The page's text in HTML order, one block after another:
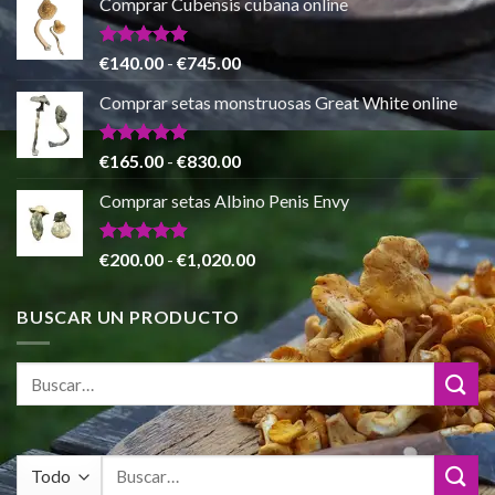
original
era:
€80.00.
actual
€55.00.
Valorado
con
5.00
de 5
€140.00-€745.00Rango
de
precios:
desde
€140.00
hasta
€745.00
Comprar setas monstruosas Great White online
Valorado
de 5
€165.00 - €830.00Rango
precios:
€165.00
€830.00
Comprar setas Albino Penis Envy
Valorado
€200.00 - €1,020.00Rango
precios:
desde
€200.00
BUSCAR UN PRODUCTO
Buscar